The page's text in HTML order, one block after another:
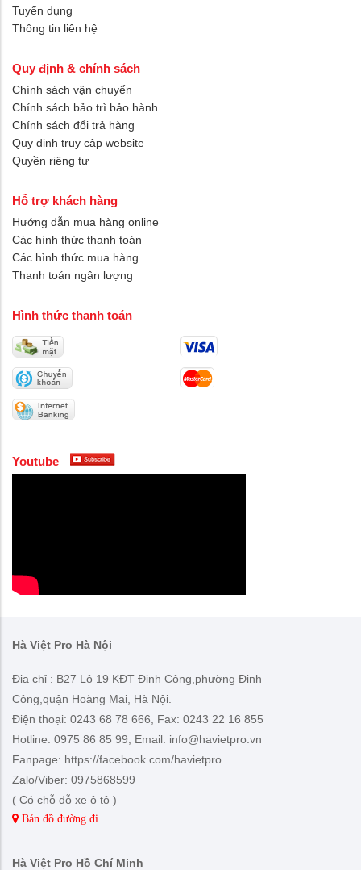
Tuyển dụng
Thông tin liên hệ
Quy định & chính sách
Chính sách vận chuyển
Chính sách bảo trì bảo hành
Chính sách đổi trả hàng
Quy định truy cập website
Quyền riêng tư
Hỗ trợ khách hàng
Hướng dẫn mua hàng online
Các hình thức thanh toán
Các hình thức mua hàng
Thanh toán ngân lượng
Hình thức thanh toán
Youtube
Hà Việt Pro Hà Nội
Địa chỉ : B27 Lô 19 KĐT Định Công,phường Định
Công,quận Hoàng Mai, Hà Nội.
Điện thoại: 0243 68 78 666, Fax: 0243 22 16 855
Hotline: 0975 86 85 99, Email: info@havietpro.vn
Fanpage: https://facebook.com/havietpro
Zalo/Viber: 0975868599
( Có chỗ đỗ xe ô tô )
Bản đồ đường đi
Hà Việt Pro Hồ Chí Minh